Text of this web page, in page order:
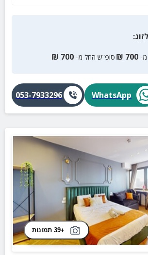
לזוג:
700
₪ סופ”ש החל מ- 700
₪
WhatsApp
053-7933296
+39 תמונות